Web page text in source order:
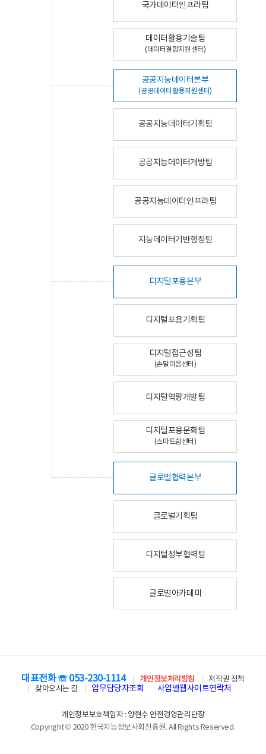
국가데이터인프라팀
데이터활용기술팀
(데이터결합지원센터)
공공지능데이터본부
(공공데이터활용지원센터)
공공지능데이터기획팀
공공지능데이터개방팀
공공지능데이터인프라팀
지능데이터기반행정팀
디지털포용본부
디지털포용기획팀
디지털접근성팀
(손말이음센터)
디지털역량개발팀
디지털포용문화팀
(스마트쉼센터)
글로벌협력본부
글로벌기획팀
디지털정부협력팀
글로벌아카데미
대표전화 ☏ 053-230-1114 개인정보처리방침
저작권 정책
찾아오시는 길
업무담당자조회 사업별웹사이트연락처
개인정보보호책임자 : 양현수 안전경영관리단장
Copyright © 2020 한국지능정보사회진흥원. All Rights Reserved.